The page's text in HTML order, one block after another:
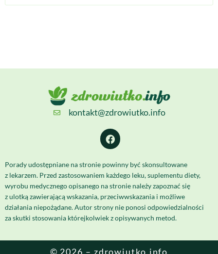
kontakt@zdrowiutko.info
Porady udostępniane na stronie powinny być skonsultowane
z lekarzem. Przed zastosowaniem każdego leku, suplementu diety,
wyrobu medycznego opisanego na stronie należy zapoznać się
z ulotką zawierającą wskazania, przeciwwskazania i możliwe
działania niepożądane. Autor strony nie ponosi odpowiedzialności
za skutki stosowania którejkolwiek z opisywanych metod.
© 2026 – zdrowiutko.info